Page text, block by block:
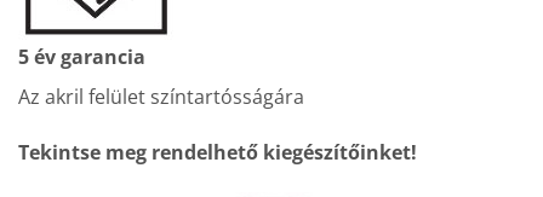
5 év garancia
Az akril felület színtartósságára
Tekintse meg rendelhető kiegészítőinket!